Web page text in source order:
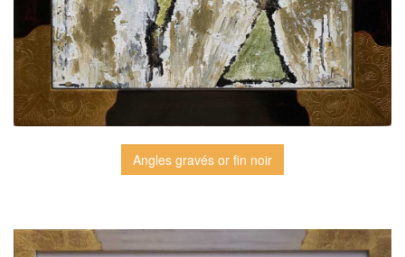
Angles gravés or fin noir